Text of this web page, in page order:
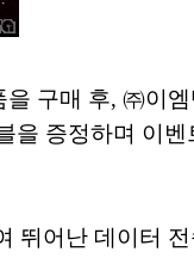
구매 후, ㈜이
을 증정하며 이벤
뛰어난 데이터